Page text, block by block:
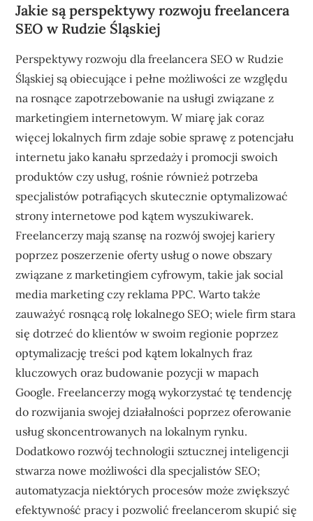
Jakie są perspektywy rozwoju freelancera
SEO w Rudzie Śląskiej
Perspektywy rozwoju dla freelancera SEO w Rudzie
Śląskiej są obiecujące i pełne możliwości ze względu
na rosnące zapotrzebowanie na usługi związane z
marketingiem internetowym. W miarę jak coraz
więcej lokalnych firm zdaje sobie sprawę z potencjału
internetu jako kanału sprzedaży i promocji swoich
produktów czy usług, rośnie również potrzeba
specjalistów potrafiących skutecznie optymalizować
strony internetowe pod kątem wyszukiwarek.
Freelancerzy mają szansę na rozwój swojej kariery
poprzez poszerzenie oferty usług o nowe obszary
związane z marketingiem cyfrowym, takie jak social
media marketing czy reklama PPC. Warto także
zauważyć rosnącą rolę lokalnego SEO; wiele firm stara
się dotrzeć do klientów w swoim regionie poprzez
optymalizację treści pod kątem lokalnych fraz
kluczowych oraz budowanie pozycji w mapach
Google. Freelancerzy mogą wykorzystać tę tendencję
do rozwijania swojej działalności poprzez oferowanie
usług skoncentrowanych na lokalnym rynku.
Dodatkowo rozwój technologii sztucznej inteligencji
stwarza nowe możliwości dla specjalistów SEO;
automatyzacja niektórych procesów może zwiększyć
efektywność pracy i pozwolić freelancerom skupić się